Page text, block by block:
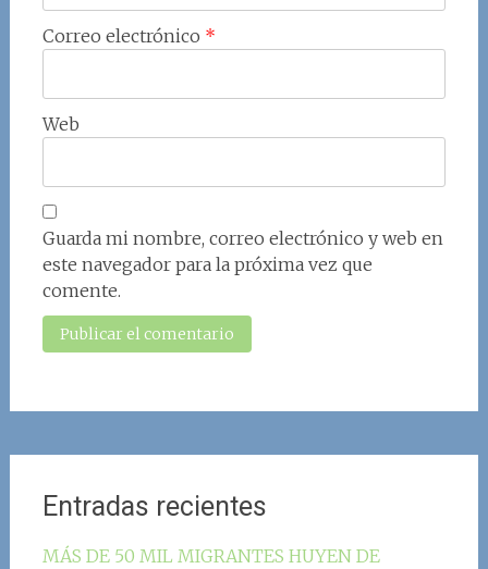
Correo electrónico *
Web
Guarda mi nombre, correo electrónico y web en
este navegador para la próxima vez que
comente.
Entradas recientes
MÁS DE 50 MIL MIGRANTES HUYEN DE